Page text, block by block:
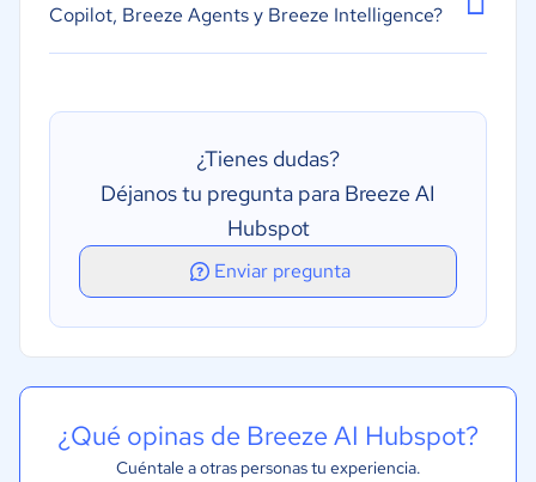
Copilot, Breeze Agents y Breeze Intelligence?
¿Tienes dudas?
Déjanos tu pregunta para Breeze AI
Hubspot
Enviar pregunta
¿Qué opinas de Breeze AI Hubspot?
Cuéntale a otras personas tu experiencia.